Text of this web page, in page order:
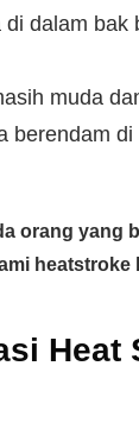
dalam
muda
berendam
orang yang
Heat